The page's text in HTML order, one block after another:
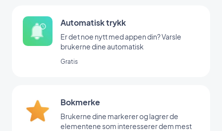
Automatisk trykk
Er det noe nytt med appen din? Varsle
brukerne dine automatisk
Gratis
Bokmerke
Brukerne dine markerer og lagrer de
elementene som interesserer dem mest